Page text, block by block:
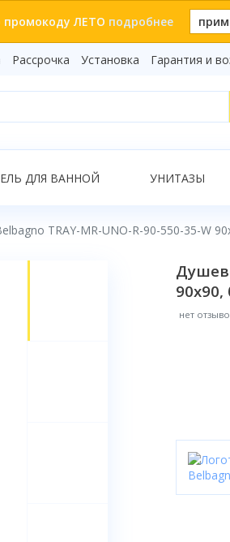
промокоду ЛЕТО подробнее
Рассрочка Установка Гарантия и
Показать все результаты
ДЛЯ ВАННОЙ УНИТАЗЫ
TRAY-MR-UNO-R-90-550-35-W
нет